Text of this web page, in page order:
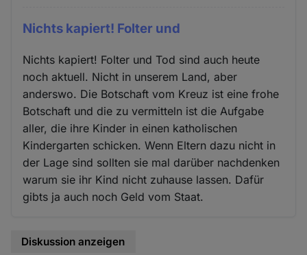
Nichts kapiert! Folter und
Nichts kapiert! Folter und Tod sind auch heute
noch aktuell. Nicht in unserem Land, aber
anderswo. Die Botschaft vom Kreuz ist eine frohe
Botschaft und die zu vermitteln ist die Aufgabe
aller, die ihre Kinder in einen katholischen
Kindergarten schicken. Wenn Eltern dazu nicht in
der Lage sind sollten sie mal darüber nachdenken
warum sie ihr Kind nicht zuhause lassen. Dafür
gibts ja auch noch Geld vom Staat.
Diskussion anzeigen